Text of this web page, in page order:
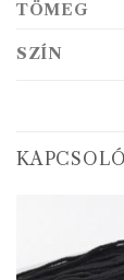
TÖMEG
SZÍN